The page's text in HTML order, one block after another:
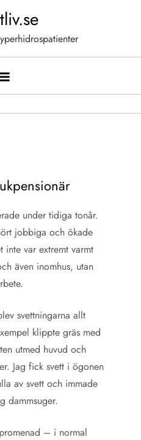
under tidiga tonår.
jobbiga och ökade
inte var extremt varmt
även inomhus, utan
svettningarna allt
klippte gräs med
utmed huvud och
Jag fick svett i ögonen
av svett och immade
dammsuger.
– i normal